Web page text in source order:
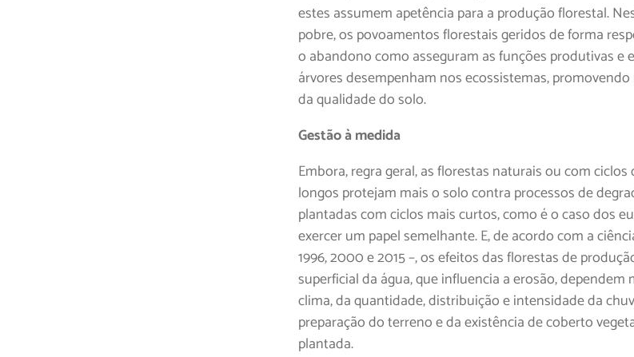
estes assumem apetência para a produção florestal.
pobre, os povoamentos florestais geridos de forma
o abandono como asseguram as funções produtivas e
árvores desempenham nos ecossistemas,
da qualidade do solo.
Gestão à medida
Embora, regra geral, as florestas naturais ou com
longos protejam mais o solo contra processos de
plantadas com ciclos mais curtos, como é o caso dos
exercer um papel semelhante. E, de acordo com a
1996, 2000 e 2015 –, os efeitos das florestas de
superficial da água, que influencia a erosão, dependem
clima, da quantidade, distribuição e intensidade da
preparação do terreno e da existência de coberto
plantada.